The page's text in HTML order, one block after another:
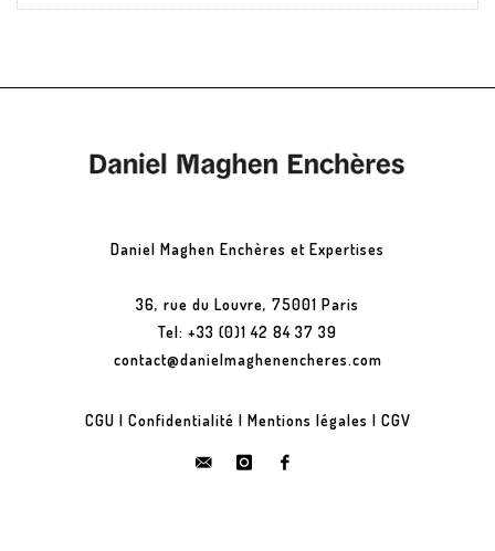
Daniel Maghen Enchères et Expertises
36, rue du Louvre, 75001 Paris
Tel: +33 (0)1 42 84 37 39
contact@danielmaghenencheres.com
CGU | Confidentialité | Mentions légales | CGV